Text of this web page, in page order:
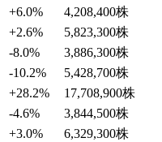
+6.0% 4,208,400株
+2.6% 5,823,300株
-8.0% 3,886,300株
-10.2% 5,428,700株
+28.2% 17,708,900株
-4.6% 3,844,500株
+3.0% 6,329,300株